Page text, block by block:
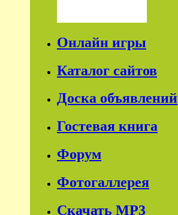
Онлайн игры
Каталог сайтов
Доска объявлений
Гостевая книга
Форум
Фотогаллерея
Скачать МР3